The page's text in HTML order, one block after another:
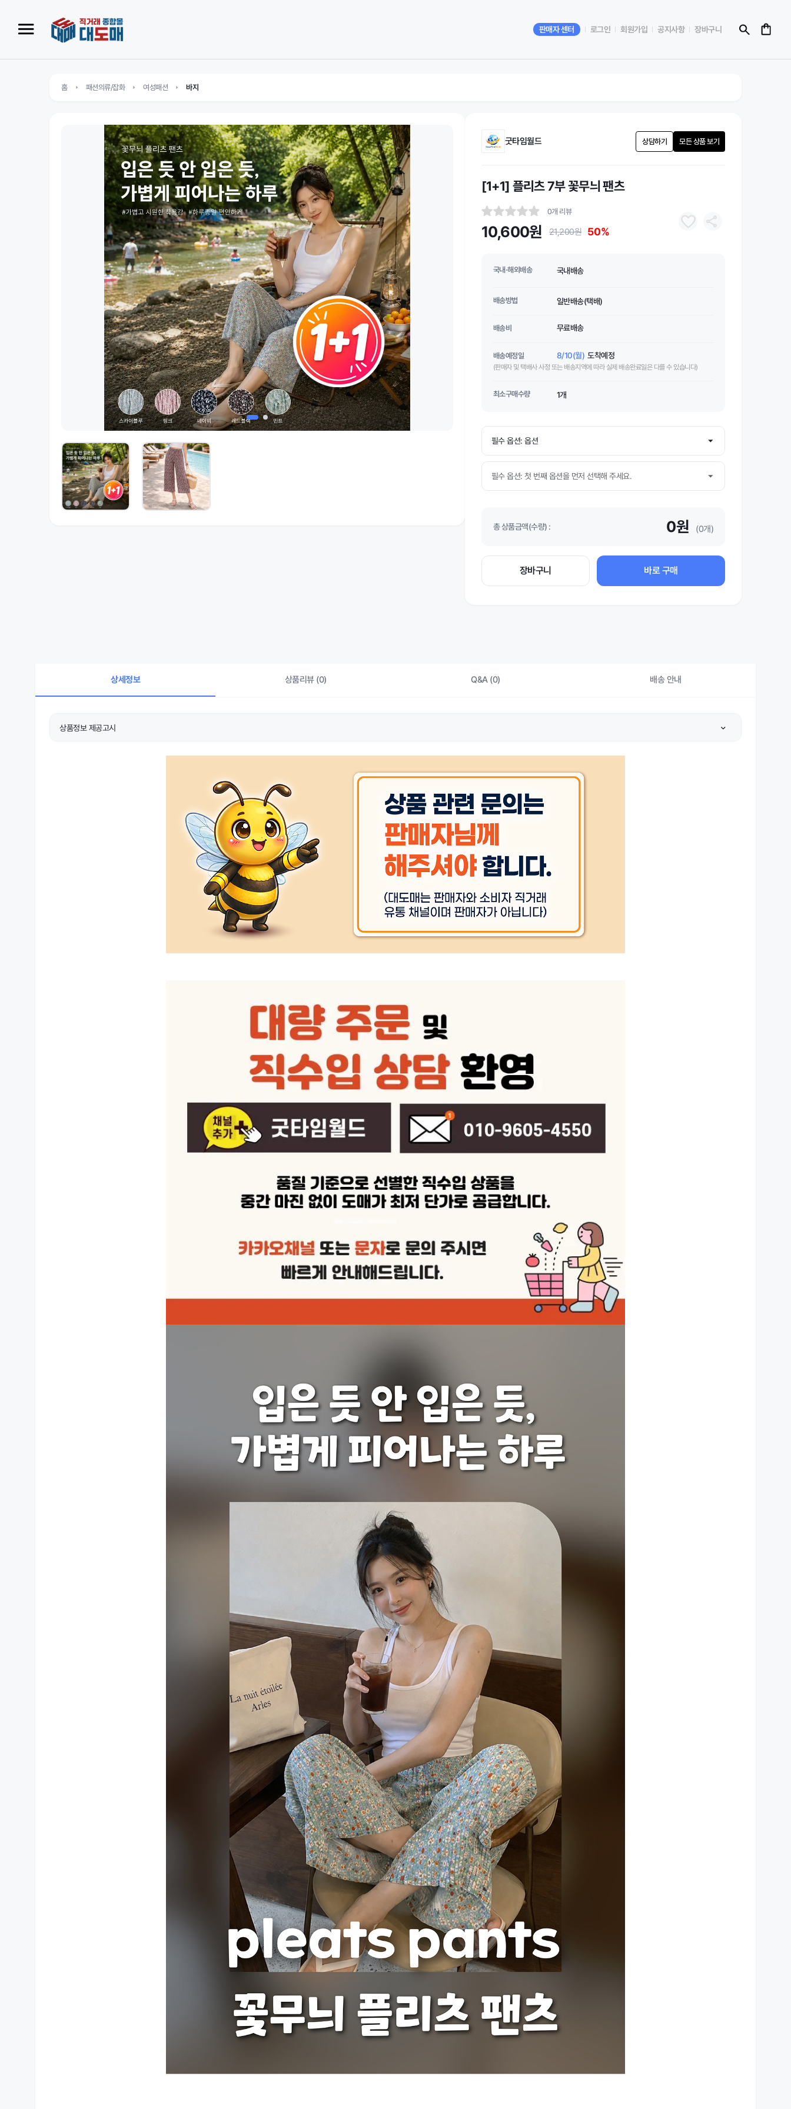
판매자 센터 로그인 회원가입 공지사항 장바구니
홈 패션의류/잡화 여성패션 바지
굿타임월드 상담하기 모든 상품 보기
[1+1] 플리츠 7부 꽃무늬 팬츠
0개 리뷰
10,600원 21,200원 50%
국내·해외배송 국내배송
배송방법 일반배송(택배)
배송비 무료배송
배송예정일 8/10(월) 도착예정
(판매자 및 택배사 사정 또는 배송지역에 따라 실제 배송완료일은 다를 수 있습니다)
최소구매수량 1개
총 상품금액(수량) : 0원 (0개)
장바구니 바로 구매
상세정보 상품리뷰 (0) Q&A (0) 배송 안내
상품정보 제공고시
상품 상세설명 참조 색상 상품 상세설명 참조
상품 상세설명 참조
상품 상세설명 참조 세탁방법 및 취급시 주의사항 상품 상세설명 참조
상품 상세설명 참조 품질보증기준
상품 상세설명 참조 주문후 예상 배송기간 상품 상세설명 참조